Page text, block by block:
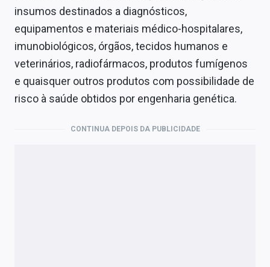
insumos destinados a diagnósticos,
equipamentos e materiais médico-hospitalares,
imunobiológicos, órgãos, tecidos humanos e
veterinários, radiofármacos, produtos fumígenos
e quaisquer outros produtos com possibilidade de
risco à saúde obtidos por engenharia genética.
CONTINUA DEPOIS DA PUBLICIDADE